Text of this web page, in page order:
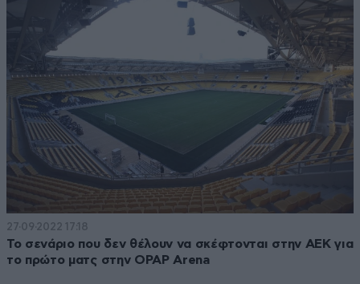
27·09·2022 17:18
Το σενάριο που δεν θέλουν να σκέφτονται στην ΑΕΚ για
το πρώτο ματς στην OPAP Arena